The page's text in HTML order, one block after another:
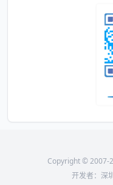
Copyright © 2007-
开发者：深